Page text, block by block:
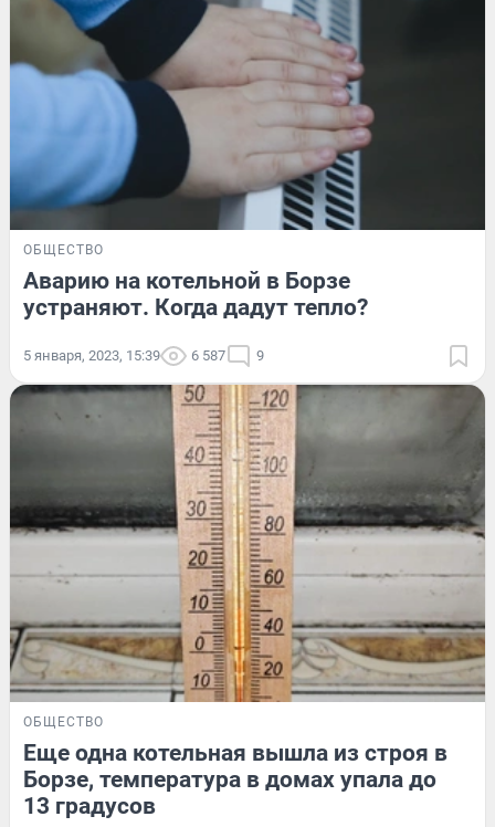
ОБЩЕСТВО
Аварию на котельной в Борзе
устраняют. Когда дадут тепло?
5 января, 2023, 15:39 6 587 9
ОБЩЕСТВО
Еще одна котельная вышла из строя в
Борзе, температура в домах упала до
13 градусов